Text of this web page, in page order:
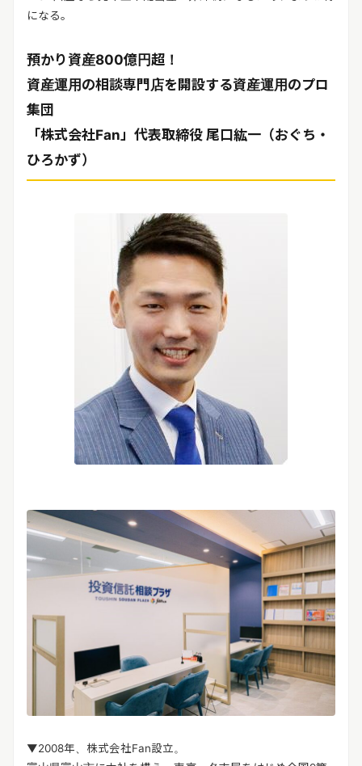
になる。
預かり資産800億円超！
資産運用の相談専門店を開設する資産運用のプロ
集団
「株式会社Fan」代表取締役 尾口紘一（おぐち・
ひろかず）
▼2008年、株式会社Fan設立。